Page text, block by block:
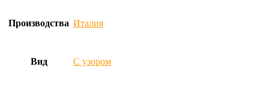
Производства Италия
Вид С узором